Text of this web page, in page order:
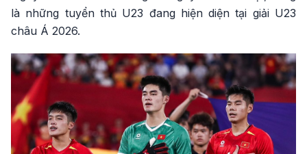
là những tuyển thủ U23 đang hiện diện tại giải U23
châu Á 2026.